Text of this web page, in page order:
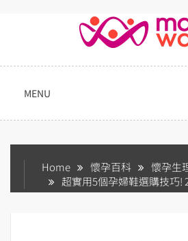
MENU
Home 懷孕百科
懷孕生
超實用5個孕婦鞋選購技巧!